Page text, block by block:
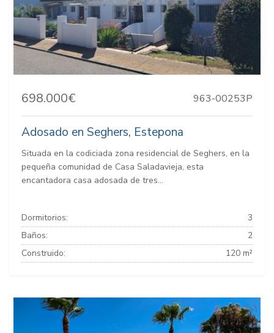
698.000€ 963-00253P
Adosado en Seghers, Estepona
Situada en la codiciada zona residencial de Seghers, en la
pequeña comunidad de Casa Saladavieja, esta
encantadora casa adosada de tres...
Dormitorios:
3
Baños:
2
Construido:
120 m²